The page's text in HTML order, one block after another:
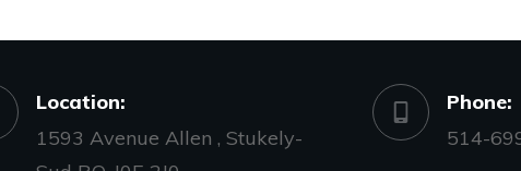
Location:
1593 Avenue Allen , Stukely-
Phone:
514-